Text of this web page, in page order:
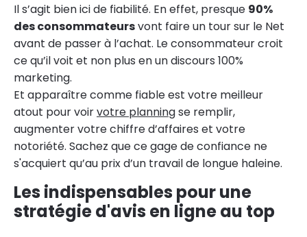
Il s’agit bien ici de fiabilité. En effet, presque 90%
des consommateursvont faire un tour sur le Net
avant de passer à l’achat. Le consommateur croit
ce qu’il voit et non plus en un discours 100%
marketing.
Et apparaître comme fiable est votre meilleur
atout pour voirvotre planningse remplir,
augmenter votre chiffre d’affaires et votre
notoriété. Sachez que ce gage de confiance ne
s'acquiert qu’au prix d’un travail de longue haleine.
Les indispensables pour une
stratégie d'avis en ligne au top